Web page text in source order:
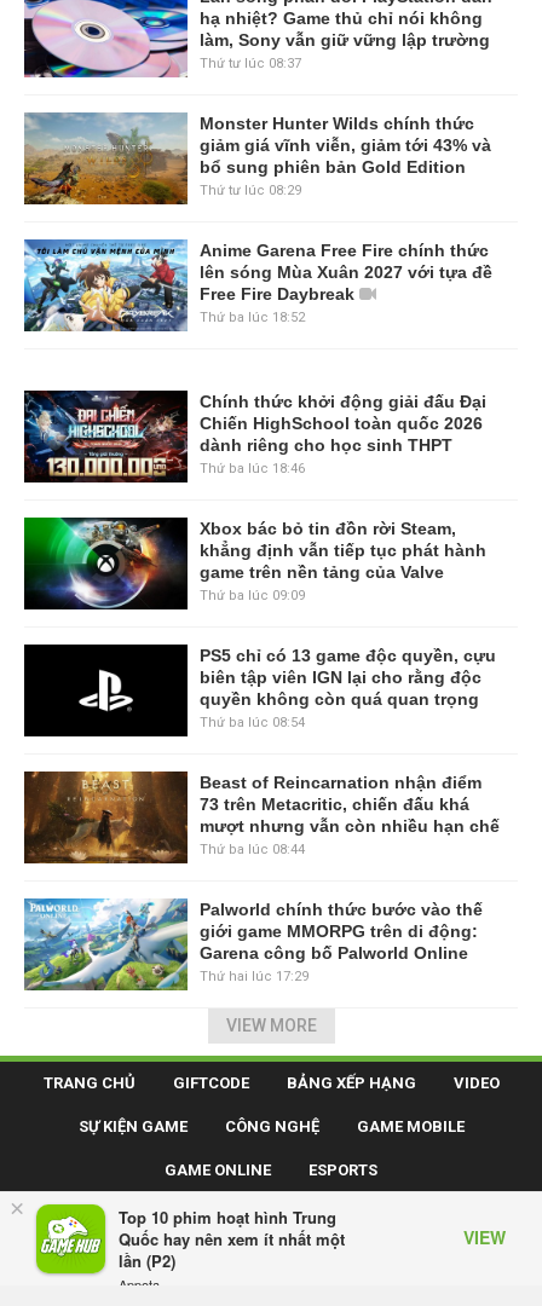
×
Top 10 phim hoạt hình Trung
Quốc hay nên xem ít nhất một
lần (P2)
Appota
VIEW
hạ nhiệt? Game thủ chỉ nói không
làm, Sony vẫn giữ vững lập trường
Thứ tư lúc 08:37
Monster Hunter Wilds chính thức
giảm giá vĩnh viễn, giảm tới 43% và
bổ sung phiên bản Gold Edition
Thứ tư lúc 08:29
Anime Garena Free Fire chính thức
lên sóng Mùa Xuân 2027 với tựa đề
Free Fire Daybreak
Thứ ba lúc 18:52
Chính thức khởi động giải đấu Đại
Chiến HighSchool toàn quốc 2026
dành riêng cho học sinh THPT
Thứ ba lúc 18:46
Xbox bác bỏ tin đồn rời Steam,
khẳng định vẫn tiếp tục phát hành
game trên nền tảng của Valve
Thứ ba lúc 09:09
PS5 chỉ có 13 game độc quyền, cựu
biên tập viên IGN lại cho rằng độc
quyền không còn quá quan trọng
Thứ ba lúc 08:54
Beast of Reincarnation nhận điểm
73 trên Metacritic, chiến đấu khá
mượt nhưng vẫn còn nhiều hạn chế
Thứ ba lúc 08:44
Palworld chính thức bước vào thế
giới game MMORPG trên di động:
Garena công bố Palworld Online
Thứ hai lúc 17:29
VIEW MORE
TRANG CHỦ GIFTCODE BẢNG XẾP HẠNG VIDEO
SỰ KIỆN GAME CÔNG NGHỆ GAME MOBILE
GAME ONLINE ESPORTS
Mạng Xã Hội GameHub.vn - Mạng xã hội dành cho game thủ Việt.
Giấy phép số: 505/GP-BTTTT do Bộ Thông tin và Truyền thông cấp ngày